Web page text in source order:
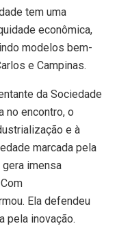
tem uma
econômica,
modelos bem-
e Campinas.
da Sociedade
no encontro, o
e à
marcada pela
imensa
Ela defendeu
pela inovação.